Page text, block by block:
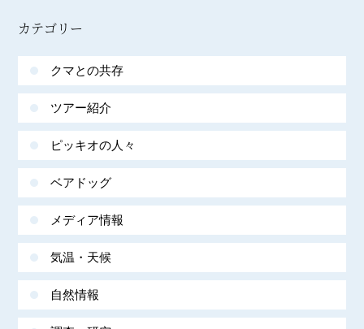
カテゴリー
クマとの共存
ツアー紹介
ピッキオの人々
ベアドッグ
メディア情報
気温・天候
自然情報